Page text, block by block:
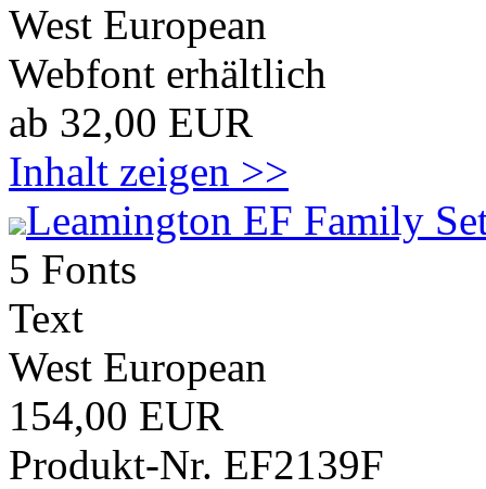
West European
Webfont erhältlich
ab 32,00 EUR
Inhalt zeigen >>
Leamington EF Family
5 Fonts
Text
West European
154,00 EUR
Produkt-Nr. EF2139F